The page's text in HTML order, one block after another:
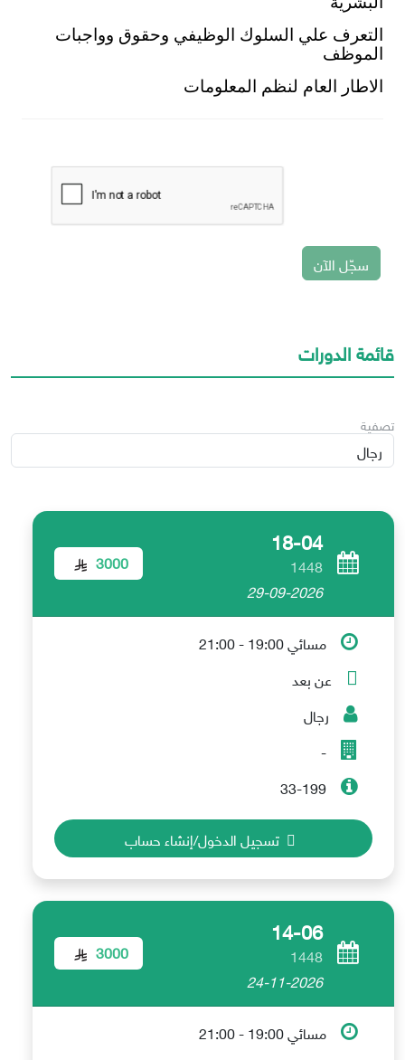
التعرف علي السلوك الوظيفي وحقوق وواجبات
الموظف
الاطار العام لنظم المعلومات
سجّل الآن
قائمة الدورات
تصفية
18-04
1448
29-09-2026
3000
مسائي 19:00 - 21:00
عن بعد
رجال
-
33-199
تسجيل الدخول/إنشاء حساب
14-06
1448
24-11-2026
3000
مسائي 19:00 - 21:00